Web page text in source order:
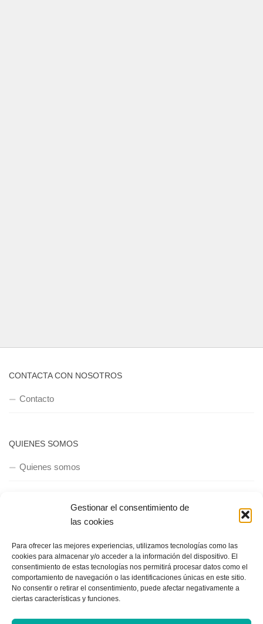
Gestionar el consentimiento de
las cookies
Para ofrecer las mejores experiencias, utilizamos tecnologías como las
cookies para almacenar y/o acceder a la información del dispositivo. El
consentimiento de estas tecnologías nos permitirá procesar datos como el
comportamiento de navegación o las identificaciones únicas en este sitio.
No consentir o retirar el consentimiento, puede afectar negativamente a
ciertas características y funciones.
CONTACTA CON NOSOTROS
Contacto
QUIENES SOMOS
Quienes somos
POLÍTICA DE PRIVACIDAD